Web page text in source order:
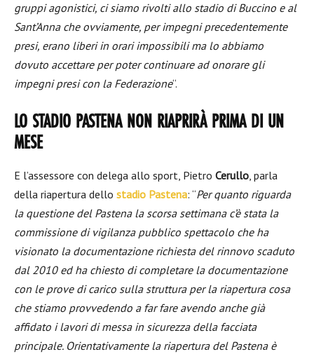
gruppi agonistici, ci siamo rivolti allo stadio di Buccino e al
Sant’Anna che ovviamente, per impegni precedentemente
presi, erano liberi in orari impossibili ma lo abbiamo
dovuto accettare per poter continuare ad onorare gli
impegni presi con la Federazione“.
LO STADIO PASTENA NON RIAPRIRÀ PRIMA DI UN
MESE
E l’assessore con delega allo sport, Pietro Cerullo, parla
della riapertura dello stadio Pastena: “Per quanto riguarda
la questione del Pastena la scorsa settimana c’è stata la
commissione di vigilanza pubblico spettacolo che ha
visionato la documentazione richiesta del rinnovo scaduto
dal 2010 ed ha chiesto di completare la documentazione
con le prove di carico sulla struttura per la riapertura cosa
che stiamo provvedendo a far fare avendo anche già
affidato i lavori di messa in sicurezza della facciata
principale. Orientativamente la riapertura del Pastena è